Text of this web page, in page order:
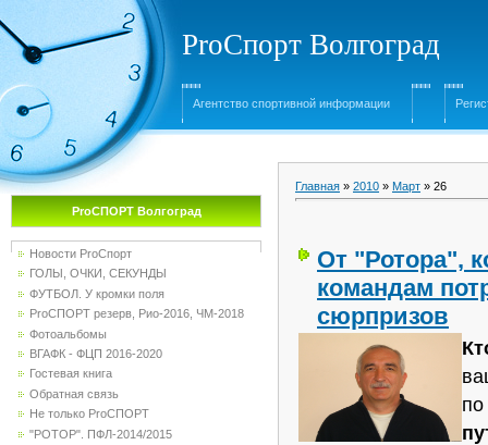
ProСпорт Волгоград
Агентство спортивной информации
ProСПОРТ Волгоград
Новости ProСпорт
ГОЛЫ, ОЧКИ, СЕКУНДЫ
ФУТБОЛ. У кромки поля
ProСПОРТ резерв, Рио-2016, ЧМ-2018
Фотоальбомы
ВГАФК - ФЦП 2016-2020
Гостевая книга
Обратная связь
Не только ProСПОРТ
"РОТОР". ПФЛ-2014/2015
Главная » 2010 » Март » 26
От "Ротора",
командам
сюрпризов
по